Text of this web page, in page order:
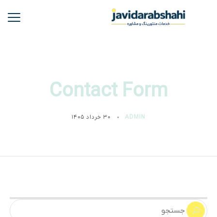
Contact Form
ADMIN ۳۰ خرداد ۱۴۰۵